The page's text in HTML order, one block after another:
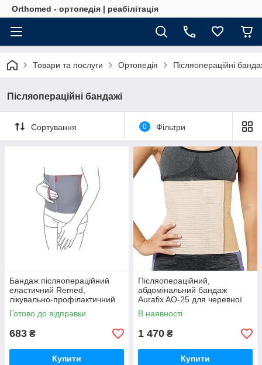
Orthomed - ортопедія | реабілітація
Товари та послуги Ортопедія Післяопераційні
Післяопераційні бандажі
Сортування 0 Фільтри
Бандаж післяопераційний
еластичний Remed,
лікувально-профілактичний
R4103
Готово до відправки
683 ₴
Купити
Післяопераційний,
абдомінальний бандаж
Aurafix AO-25 для черевної
порожнини Аурафікс
бежевий
В наявності
1 470 ₴
Купити